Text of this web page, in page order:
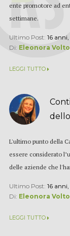
ente promotore ad
settimane.
Ultimo Post: 16
Di: Eleonora
LEGGI TUTTO
L'ultimo punto della
essere considerato
delle aziende che
Ultimo Post: 16
Di: Eleonora
LEGGI TUTTO